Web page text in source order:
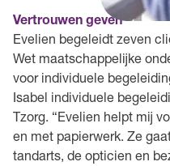
Vertrouwen geven
Evelien begeleidt zeven
Wet maatschappelijke
voor individuele
Isabel individuele
Tzorg. “Evelien helpt mij
en met papierwerk. Ze
tandarts, de opticien en